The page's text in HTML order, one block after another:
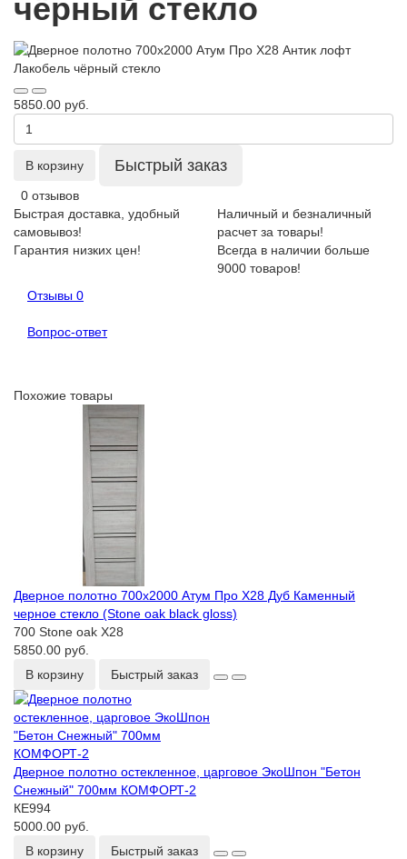
чёрный стекло
5850.00 руб.
В корзину Быстрый заказ
0 отзывов
Быстрая доставка, удобный
самовывоз!
Наличный и безналичный
расчет за товары!
Гарантия низких цен!
Всегда в наличии больше
9000 товаров!
Отзывы 0
Вопрос-ответ
Похожие товары
Дверное полотно 700x2000 Атум Про Х28 Дуб Каменный
черное стекло (Stone oak black gloss)
700 Stone oak Х28
5850.00 руб.
В корзину
Быстрый заказ
Дверное полотно остекленное, царговое ЭкоШпон "Бетон
Снежный" 700мм КОМФОРТ-2
КЕ994
5000.00 руб.
В корзину
Быстрый заказ